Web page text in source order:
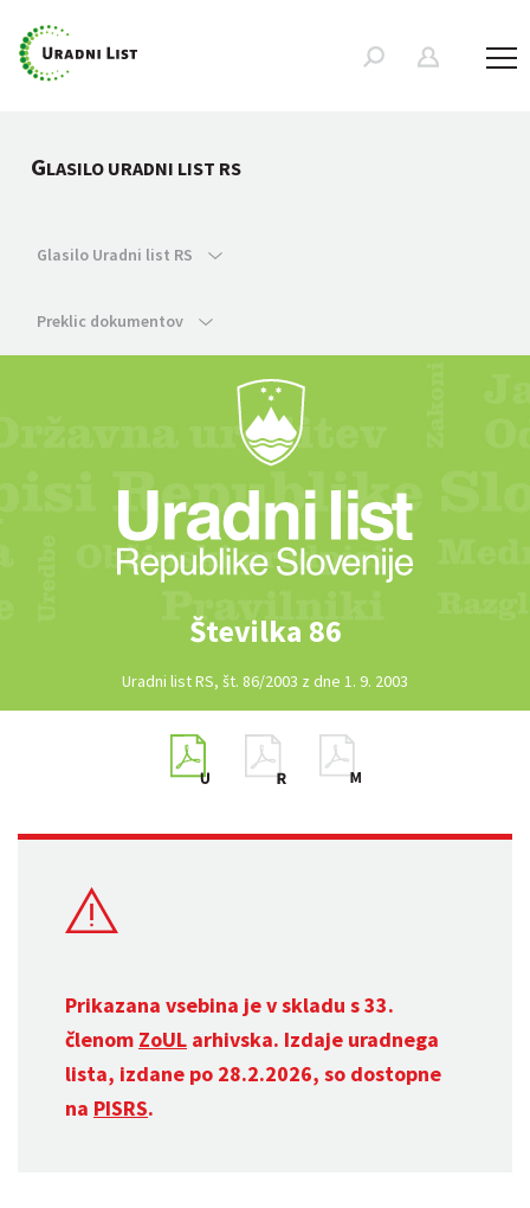
GLASILO URADNI LIST RS
Glasilo Uradni list RS
Preklic dokumentov
Številka 86
Uradni list RS, št. 86/2003 z dne 1. 9. 2003
Prikazana vsebina je v skladu s 33.
členom ZoUL arhivska. Izdaje uradnega
lista, izdane po 28.2.2026, so dostopne
na PISRS.